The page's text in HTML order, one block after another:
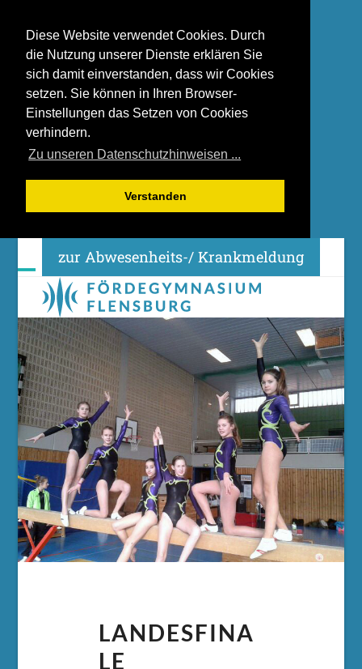
Diese Website verwendet Cookies. Durch
die Nutzung unserer Dienste erklären Sie
sich damit einverstanden, dass wir Cookies
setzen. Sie können in Ihren Browser-
Einstellungen das Setzen von Cookies
verhindern.
Zu unseren Datenschutzhinweisen ...
Verstanden
zur Abwesenheits-/ Krankmeldung
Open
mobile
menu
Close
mobile
menu
LANDESFINA
LE